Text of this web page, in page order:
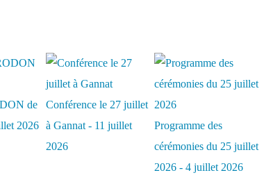
de
2026
Conférence le 27 juillet
à Gannat - 11 juillet
2026
Programme des
cérémonies du 25 juillet
2026 - 4 juillet 2026